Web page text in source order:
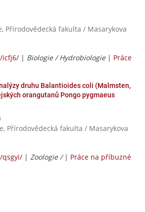
Přírodovědecká fakulta / Masarykova
icfj6/ | Biologie / Hydrobiologie| Práce
druhu Balantioides coli (Malmsten,
orangutanů Pongo pygmaeus
Přírodovědecká fakulta / Masarykova
qsgyi/ | Zoologie / | Práce na příbuzné